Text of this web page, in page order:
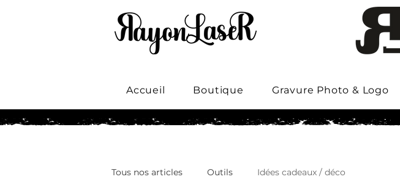
Accueil Boutique Gravure Photo & Logo
Tous nos articles Outils Idées cadeaux / déco